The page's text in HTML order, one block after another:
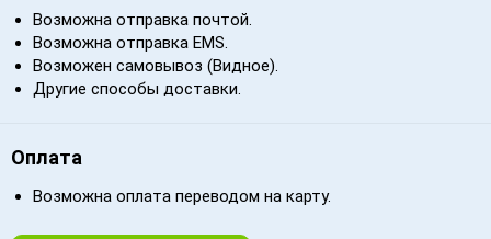
Возможна отправка почтой.
Возможна отправка EMS.
Возможен самовывоз (Видное).
Другие способы доставки.
Оплата
Возможна оплата переводом на карту.